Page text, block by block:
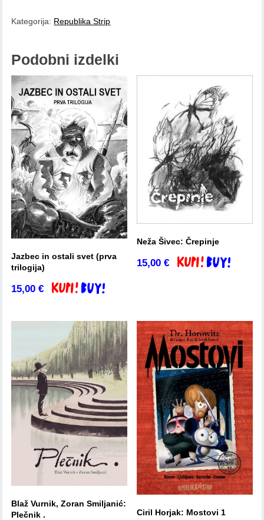
v
Kategorija: Republika Strip
Podobni izdelki
Jazbec in ostali svet (prva
trilogija)
15,00€ Dodaj v košarico
Neža Šivec: Črepinje
15,00€ Dodaj v košarico
Blaž Vurnik, Zoran Smiljanić:
Plečnik .
Ciril Horjak: Mostovi 1